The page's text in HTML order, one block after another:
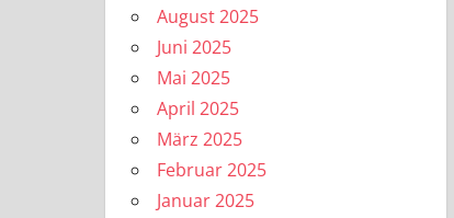
August 2025
Juni 2025
Mai 2025
April 2025
März 2025
Februar 2025
Januar 2025